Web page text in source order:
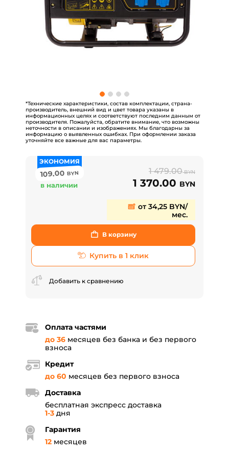
*Технические характеристики, состав комплектации, страна-
производитель, внешний вид и цвет товара указаны в
информационных целях и соответствуют последним данным от
производителя. Пожалуйста, обратите внимание, что возможны
неточности в описании и изображениях. Мы благодарны за
информацию о выявленных ошибках. При оформлении заказа
уточняйте все важные для вас параметры.
ЭКОНОМИЯ
109.00BYN
в наличии
1 479.00BYN
1 370.00 BYN
от 34,25 BYN/
мес.
В корзину
Купить в 1 клик
Добавить к сравнению
Оплата частями
до 36 месяцев без банка и без первого
взноса
Кредит
до 60 месяцев без первого взноса
Доставка
бесплатная экспресс доставка
1-3 дня
Гарантия
12 месяцев